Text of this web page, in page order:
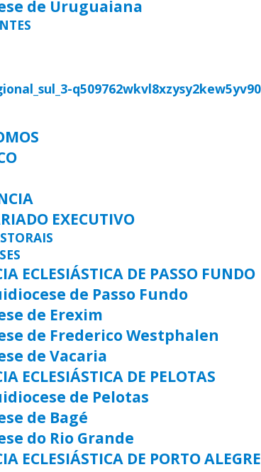
de Uruguaiana
EXECUTIVO
ECLESIÁSTICA DE PASSO FUNDO
de Passo Fundo
de Erexim
de Frederico Westphalen
de Vacaria
ECLESIÁSTICA DE PELOTAS
de Pelotas
de Bagé
do Rio Grande
ECLESIÁSTICA DE PORTO ALEGRE